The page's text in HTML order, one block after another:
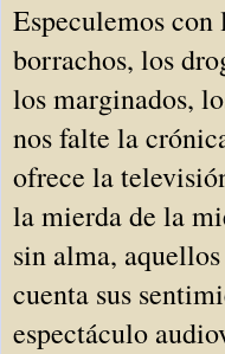
Especulemos
borrachos, los
los marginados,
nos falte la
ofrece la
la mierda de la
sin alma,
cuenta sus
espectáculo